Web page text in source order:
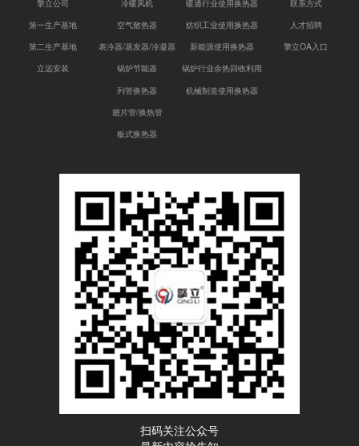
擎立公司
第一生产基地
第二生产基地
立远安装
冷暖风机
空气散热器
表冷器/蒸发器/冷凝器
锅炉节能器
列管换热器
翅片管/换热管
板式换热器
暖通行业使用换热器
纺织工业使用换热器
新能源使用换热器
锅炉行业余热回收利用
机械制造使用换热器
联系方式
人才招聘
擎立OA入口
扫码关注公众号